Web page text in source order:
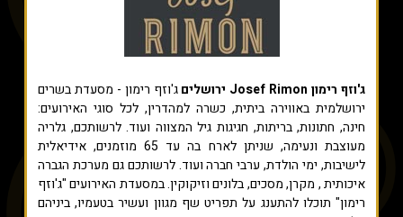
ג'וזף רימון Josef Rimon ירושלים
ג'וזף רימון - מסעדת בשרים
ירושלמית באווירה ביתית, כשרה למהדרין, לכל סוגי האירועים:
חינה, חתונות, בריתות, חגיגות גיל המצווה ועוד. לרשותכם, גלריה
מעוצבת ונעימה, שניתן לארח בה עד 65 מוזמנים, אידיאלית
לישיבות, ימי הולדת, ערבי חברה ועוד. לרשותכם גם מערכת הגברה
איכותית , מקרן, מסכים, בלונים וזיקוקין. במסעדת האירועים "ג'וזף
רימון" תוכלו להתענג על תפריט שף מגוון ועשיר בטעמיו, ביניהם